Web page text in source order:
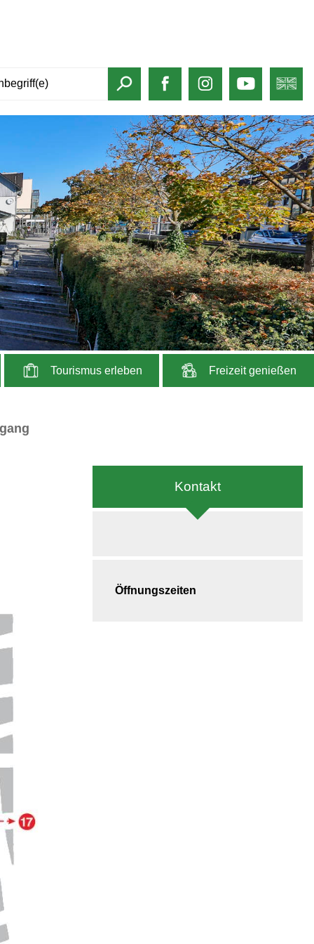
Tourismus erleben Freizeit genießen
Kontakt
Öffnungszeiten